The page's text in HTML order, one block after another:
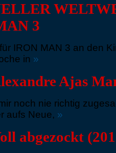
3
IRON MAN 3 an den
in »
Ajas
noch nie richtig
aufs Neue, »
abgezockt